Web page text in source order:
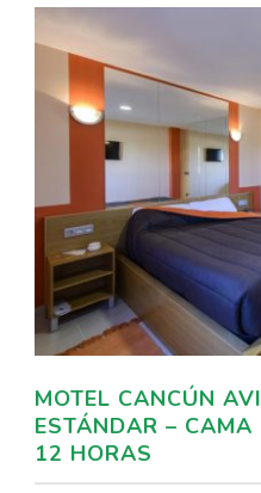
MOTEL CANCÚN
ESTÁNDAR –
12 HORAS